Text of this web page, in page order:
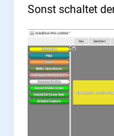
Sonst schaltet